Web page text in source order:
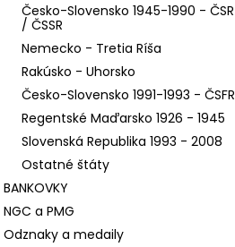
Česko-Slovensko 1945-1990 - ČSR
/ ČSSR
Nemecko - Tretia Ríša
Rakúsko - Uhorsko
Česko-Slovensko 1991-1993 - ČSFR
Regentské Maďarsko 1926 - 1945
Slovenská Republika 1993 - 2008
Ostatné štáty
BANKOVKY
NGC a PMG
Odznaky a medaily